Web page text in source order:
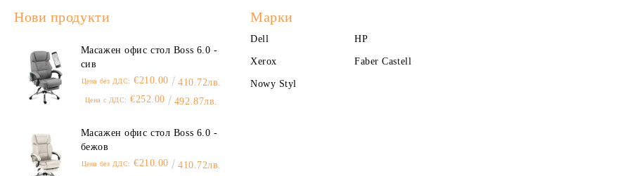
Нови продукти
Масажен офис стол Boss 6.0 -
сив
Цена без ДДС: €210.00 410.72лв.
Цена с ДДС: €252.00 492.87лв.
Масажен офис стол Boss 6.0 -
бежов
Цена без ДДС: €210.00 410.72лв.
Марки
Dell HP
Xerox Faber Castell
Nowy Styl